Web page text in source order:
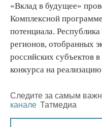
«Вклад в будущее»
Комплексной
потенциала.
регионов, отобранных
российских субъектов
конкурса на
Следите за самым
канале Татмедиа